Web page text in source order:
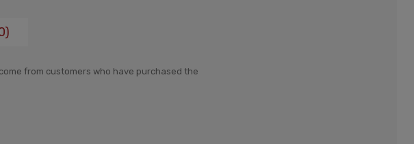
from customers who have purchased the